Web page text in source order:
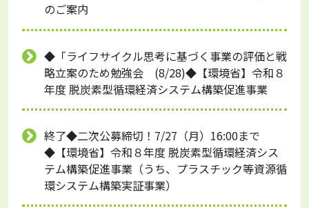
のご案内
◆「ライフサイクル思考に基づく事業の評価と戦
略立案のため勉強会 (8/28)◆【環境省】令和８
年度 脱炭素型循環経済システム構築促進事業
終了◆二次公募締切！7/27（月）16:00まで
◆【環境省】令和８年度 脱炭素型循環経済シス
テム構築促進事業（うち、プラスチック等資源循
環システム構築実証事業）